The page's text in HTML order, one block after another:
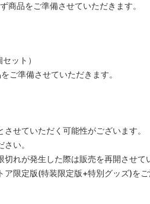
品をご準備させていただきます。
ット）
ご準備させていただきます。
せていただく可能性がございます。
い。
れが発生した際は販売を再開させて
限定版(特装限定版+特別グッズ)をご